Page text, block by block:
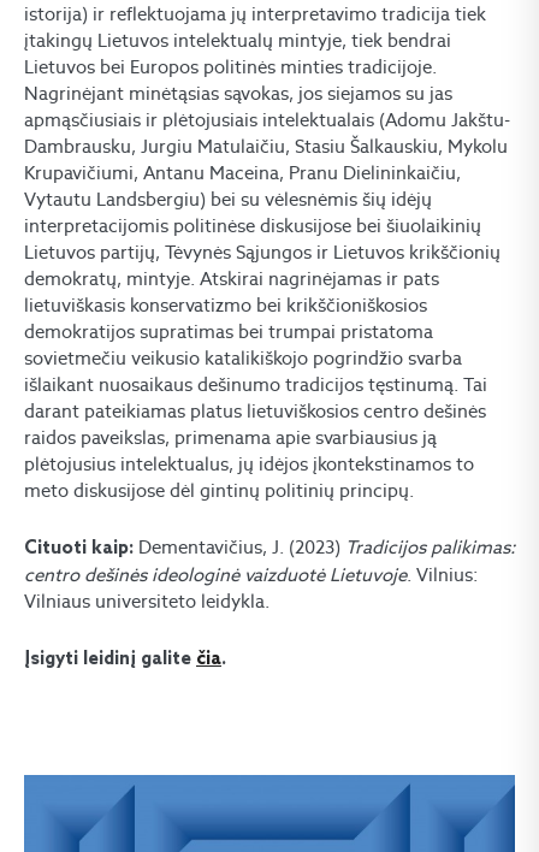
istorija) ir reflektuojama jų interpretavimo tradicija tiek
įtakingų Lietuvos intelektualų mintyje, tiek bendrai
Lietuvos bei Europos politinės minties tradicijoje.
Nagrinėjant minėtąsias sąvokas, jos siejamos su jas
apmąsčiusiais ir plėtojusiais intelektualais (Adomu Jakštu-
Dambrausku, Jurgiu Matulaičiu, Stasiu Šalkauskiu, Mykolu
Krupavičiumi, Antanu Maceina, Pranu Dielininkaičiu,
Vytautu Landsbergiu) bei su vėlesnėmis šių idėjų
interpretacijomis politinėse diskusijose bei šiuolaikinių
Lietuvos partijų, Tėvynės Sąjungos ir Lietuvos krikščionių
demokratų, mintyje. Atskirai nagrinėjamas ir pats
lietuviškasis konservatizmo bei krikščioniškosios
demokratijos supratimas bei trumpai pristatoma
sovietmečiu veikusio katalikiškojo pogrindžio svarba
išlaikant nuosaikaus dešinumo tradicijos tęstinumą. Tai
darant pateikiamas platus lietuviškosios centro dešinės
raidos paveikslas, primenama apie svarbiausius ją
plėtojusius intelektualus, jų idėjos įkontekstinamos to
meto diskusijose dėl gintinų politinių principų.
Cituoti kaip: Dementavičius, J. (2023) Tradicijos palikimas:
centro dešinės ideologinė vaizduotė Lietuvoje. Vilnius:
Vilniaus universiteto leidykla.
Įsigyti leidinį galite čia.